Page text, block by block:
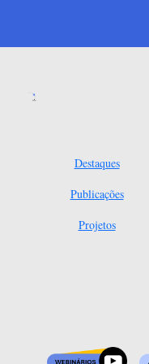
Destaques
Publicações
Projetos